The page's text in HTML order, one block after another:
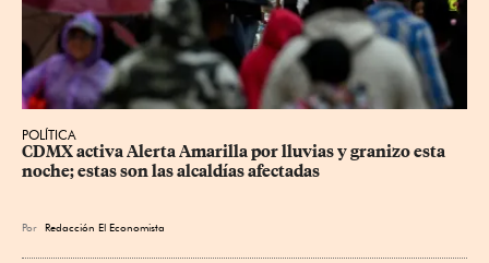
POLÍTICA
CDMX activa Alerta Amarilla por lluvias y granizo esta
noche; estas son las alcaldías afectadas
Por Redacción El Economista